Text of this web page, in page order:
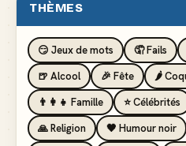
THÈMES
😏 Jeux de mots 🤦 Fails
🍺 Alcool
🎉 Fête 🌶️
👨‍👩‍👧 Famille
⭐ Célébrités
🙏 Religion
🖤 Humour noir